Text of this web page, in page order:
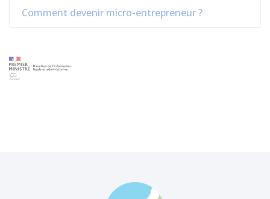
Comment devenir micro-entrepreneur ?